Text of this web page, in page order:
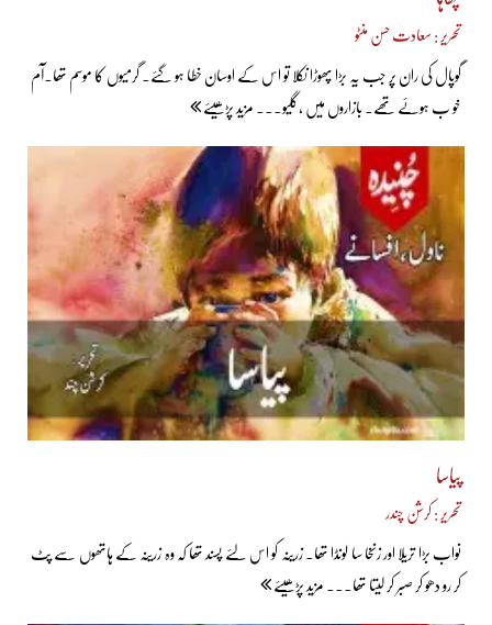
تحریر : سعادت حسن منٹو
گوپال کی ران پر جب یہ بڑا پھوڑا نکلا تو اس کے اوسان خطا ہو گئے۔ گرمیوں کا موسم تھا۔آم
خو ب ہوئے تھے۔ بازاروں میں ،گلیو... مزید پڑھیئے
پیاسا
تحریر : کرشن چندر
نواب بڑا تریلا اور زنخا سا لونڈا تھا۔ زرینہ کو اس لئے پسند تھا کہ وہ زرینہ کے ہاتھوں سے پٹ
کر رو دھو کر صبر کر لیتا تھا... مزید پڑھیئے